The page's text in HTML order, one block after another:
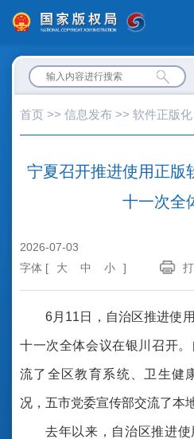
首页 >> 信息发布 >> 软件正版化
宁夏召开推进使用正版
十一次全
2026-07-03
字体 [
大 中 小 ]
6月11日，自治区推进使
十一次全体会议在银川召开
流了全区教育系统、卫生健
况，五市党委宣传部交流了本
去年以来，自治区推进